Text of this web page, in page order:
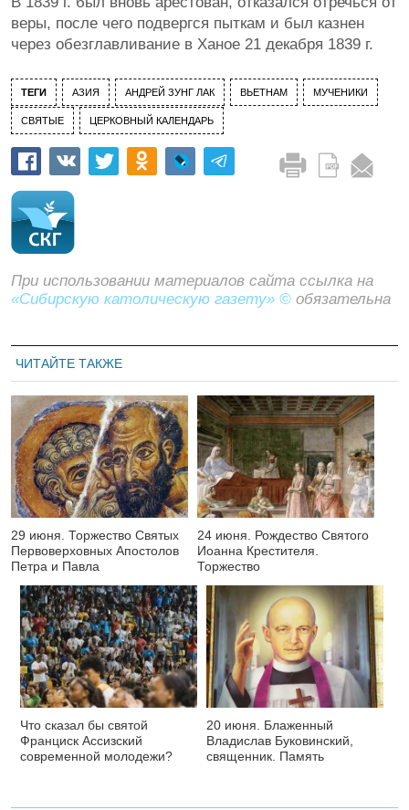
веры, после чего подвергся пыткам и был казнен
через обезглавливание в Ханое 21 декабря 1839 г.
ТЕГИ АЗИЯ АНДРЕЙ ЗУНГ ЛАК ВЬЕТНАМ МУЧЕНИКИ
СВЯТЫЕ ЦЕРКОВНЫЙ КАЛЕНДАРЬ
При использовании материалов сайта ссылка на
«Сибирскую католическую газету» © обязательна
ЧИТАЙТЕ ТАКЖЕ
29 июня. Торжество Святых
Первоверховных Апостолов
Петра и Павла
24 июня. Рождество Святого
Иоанна Крестителя.
Торжество
Что сказал бы святой
Франциск Ассизский
современной молодежи?
20 июня. Блаженный
Владислав Буковинский,
священник. Память